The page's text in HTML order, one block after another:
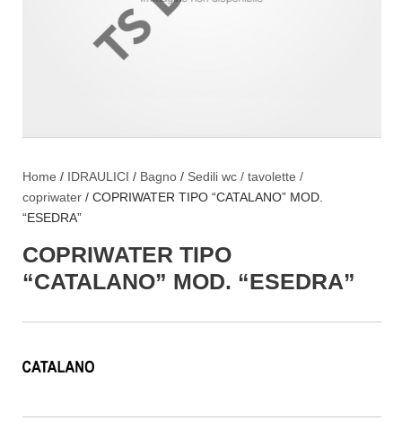
Home / IDRAULICI / Bagno / Sedili wc / tavolette /
copriwater / COPRIWATER TIPO “CATALANO” MOD.
“ESEDRA”
COPRIWATER TIPO
“CATALANO” MOD. “ESEDRA”